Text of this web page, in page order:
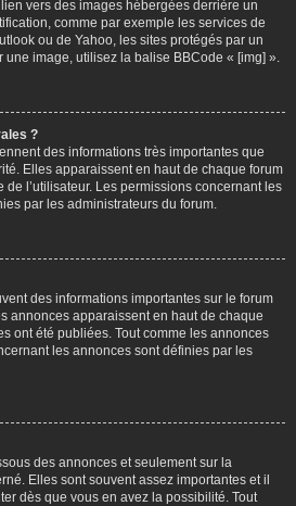
vers des images hébergées derrière un
comme par exemple les services de
ou de Yahoo, les sites protégés par un
une image, utilisez la balise BBCode « [img] ».
?
des informations très importantes que
Elles apparaissent en haut de chaque forum
l’utilisateur. Les permissions concernant les
par les administrateurs du forum.
des informations importantes sur le forum
annonces apparaissent en haut de chaque
ont été publiées. Tout comme les annonces
les annonces sont définies par les
des annonces et seulement sur la
Elles sont souvent assez importantes et il
dès que vous en avez la possibilité. Tout